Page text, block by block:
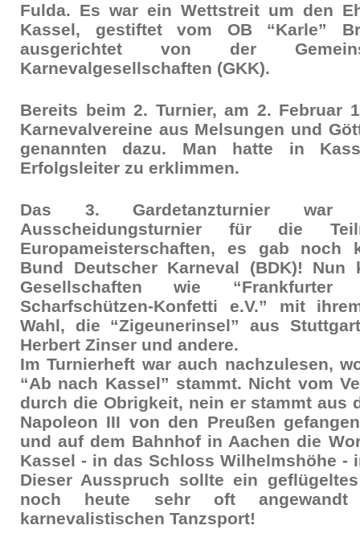
Fulda. Es war ein Wettstreit um den
Kassel, gestiftet vom OB “Karle”
ausgerichtet von der
Karnevalgesellschaften (GKK).
Bereits beim 2. Turnier, am 2. Februar
Karnevalvereine aus Melsungen und
genannten dazu. Man hatte in
Erfolgsleiter zu erklimmen.
Das 3. Gardetanzturnier war
Ausscheidungsturnier für die
Europameisterschaften, es gab noch
Bund Deutscher Karneval (BDK)! Nun
Gesellschaften wie “Frankfurter
Scharfschützen-Konfetti e.V.” mit
Wahl, die “Zigeunerinsel” aus
Herbert Zinser und andere.
Im Turnierheft war auch nachzulesen,
“Ab nach Kassel” stammt. Nicht vom
durch die Obrigkeit, nein er stammt aus
Napoleon III von den Preußen
und auf dem Bahnhof in Aachen die
Kassel - in das Schloss Wilhelmshöhe -
Dieser Ausspruch sollte ein
noch heute sehr oft
karnevalistischen Tanzsport!